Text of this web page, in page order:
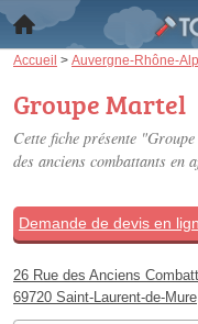
Accueil > Auvergne-Rhône-
Groupe Martel
Cette fiche présente
des anciens combattants en
Demande de devis en
26 Rue des Anciens
69720 Saint-Laurent-de-Mure